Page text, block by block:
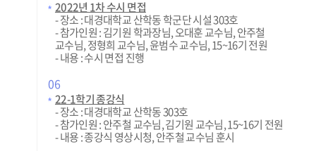
2022년 1차 수시 면접
- 장소 : 대경대학교 산학동 학군단 시설 303호
- 참가인원 : 김기원 학과장님, 오대훈 교수님, 안주철
교수님, 정형희 교수님, 윤범수 교수님, 15~16기 전원
- 내용 : 수시 면접 진행
06
22-1학기 종강식
- 장소 : 대경대학교 산학동 303호
- 참가인원 : 안주철 교수님, 김기원 교수님, 15~16기 전원
- 내용 : 종강식 영상시청, 안주철 교수님 훈시